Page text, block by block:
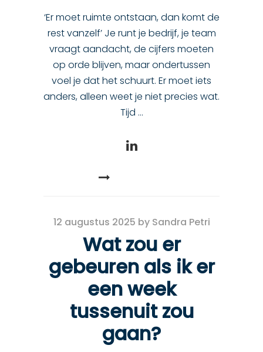
‘Er moet ruimte ontstaan, dan komt de
rest vanzelf’ Je runt je bedrijf, je team
vraagt aandacht, de cijfers moeten
op orde blijven, maar ondertussen
voel je dat het schuurt. Er moet iets
anders, alleen weet je niet precies wat.
Tijd
12 augustus 2025 by Sandra Petri
Wat zou er
gebeuren als ik er
een week
tussenuit zou
gaan?